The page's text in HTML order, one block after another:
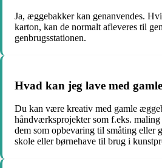
Ja, æggebakker kan genanvendes.
karton, kan de normalt afleveres til
genbrugsstationen.
Hvad kan jeg lave med
Du kan være kreativ med gamle
håndværksprojekter som f.eks.
dem som opbevaring til småting eller
skole eller børnehave til brug i